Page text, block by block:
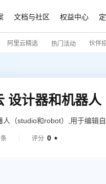
文档与社区 权益中心
阿里云精选 热门活动 伙伴
设计器和机器
（studio和robot）,用于编辑
条 评分 0 